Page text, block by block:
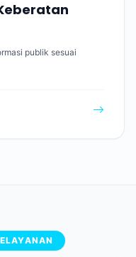
publik sesuai